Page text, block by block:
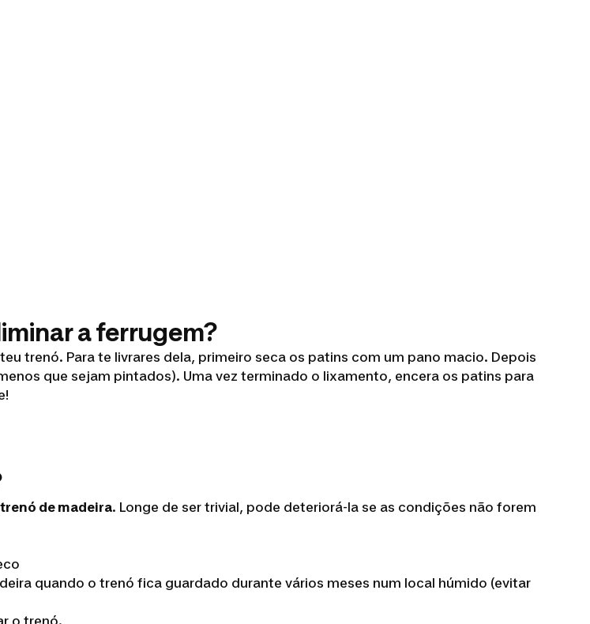
a ferrugem?
trenó. Para te livrares dela, primeiro seca os patins com um pano macio. Depois
que sejam pintados). Uma vez terminado o lixamento, encera os patins para
de madeira. Longe de ser trivial, pode deteriorá-la se as condições não forem
quando o trenó fica guardado durante vários meses num local húmido (evitar
o trenó.